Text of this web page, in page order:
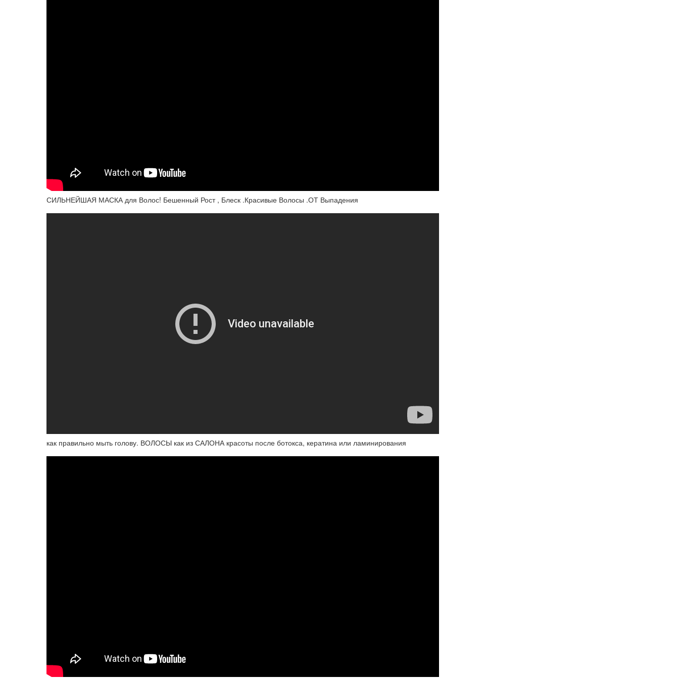
СИЛЬНЕЙШАЯ МАСКА для Волос! Бешенный Рост , Блеск .Красивые Волосы .ОТ Выпадения
как правильно мыть голову. ВОЛОСЫ как из САЛОНА красоты после ботокса, кератина или ламинирования